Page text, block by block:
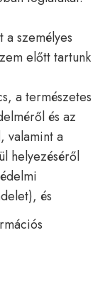
személyes
előtt tartunk
a természetes
és az
valamint a
helyezéséről
és